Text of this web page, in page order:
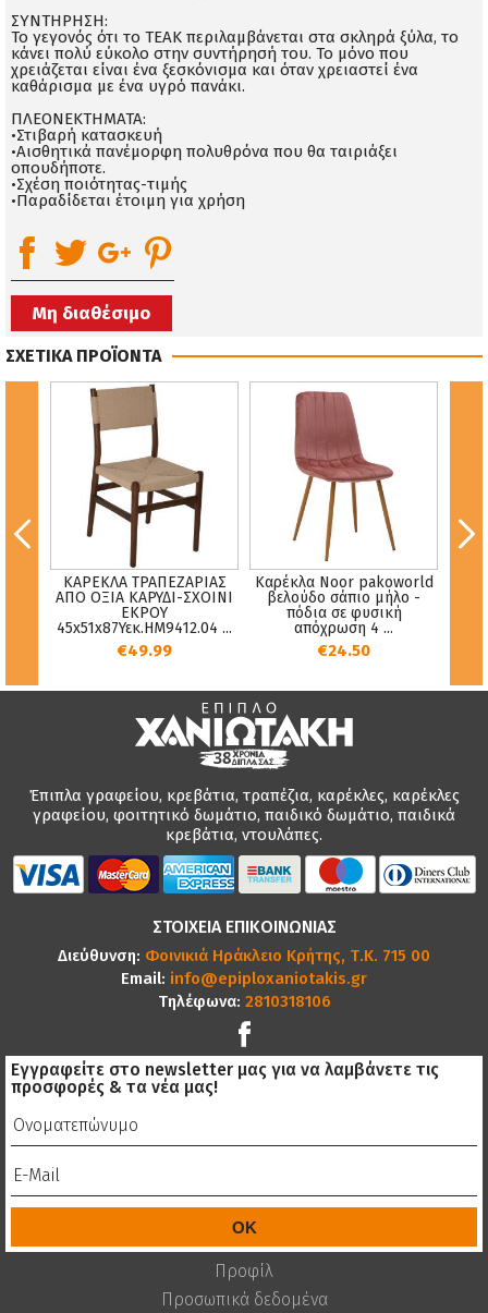
ΣΥΝΤΗΡΗΣΗ:
Το γεγονός ότι το ΤΕΑΚ περιλαμβάνεται στα σκληρά ξύλα, το
κάνει πολύ εύκολο στην συντήρησή του. Το μόνο που
χρειάζεται είναι ένα ξεσκόνισμα και όταν χρειαστεί ένα
καθάρισμα με ένα υγρό πανάκι.
ΠΛΕΟΝΕΚΤΗΜΑΤΑ:
•Στιβαρή κατασκευή
•Αισθητικά πανέμορφη πολυθρόνα που θα ταιριάξει
οπουδήποτε.
•Σχέση ποιότητας-τιμής
•Παραδίδεται έτοιμη για χρήση
Μη διαθέσιμο
ΣΧΕΤΙΚΑ ΠΡΟΪΟΝΤΑ
ΚΑΡΕΚΛΑ ΤΡΑΠΕΖΑΡΙΑΣ
ΑΠΟ ΟΞΙΑ ΚΑΡΥΔΙ-ΣΧΟΙΝΙ
ΕΚΡΟΥ
45x51x87Υεκ.HM9412.04 ...
€49.99
Καρέκλα Noor pakoworld
βελούδο σάπιο μήλο -
πόδια σε φυσική
απόχρωση 4 ...
€24.50
Έπιπλα γραφείου, κρεβάτια, τραπέζια, καρέκλες, καρέκλες
γραφείου, φοιτητικό δωμάτιο, παιδικό δωμάτιο, παιδικά
κρεβάτια, ντουλάπες.
ΣΤΟΙΧΕΙΑ ΕΠΙΚΟΙΝΩΝΙΑΣ
Διεύθυνση: Φοινικιά Ηράκλειο Κρήτης, Τ.Κ. 715 00
Email: info@epiploxaniotakis.gr
Τηλέφωνα: 2810318106
Εγγραφείτε στο newsletter μας για να λαμβάνετε τις
προσφορές & τα νέα μας!
Προφίλ
Προσωπικά δεδομένα